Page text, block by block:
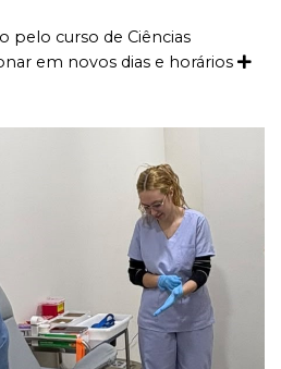
pelo curso de Ciências
em novos dias e horários